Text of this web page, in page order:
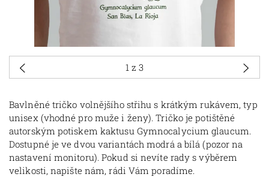
1z 3
Bavlněné tričko volnějšího střihu s krátkým rukávem, typ
unisex (vhodné pro muže i ženy). Tričko je potištěné
autorským potiskem kaktusu Gymnocalycium glaucum.
Dostupné je ve dvou variantách modrá a bílá (pozor na
nastavení monitoru). Pokud si nevíte rady s výběrem
velikosti, napište nám, rádi Vám poradíme.